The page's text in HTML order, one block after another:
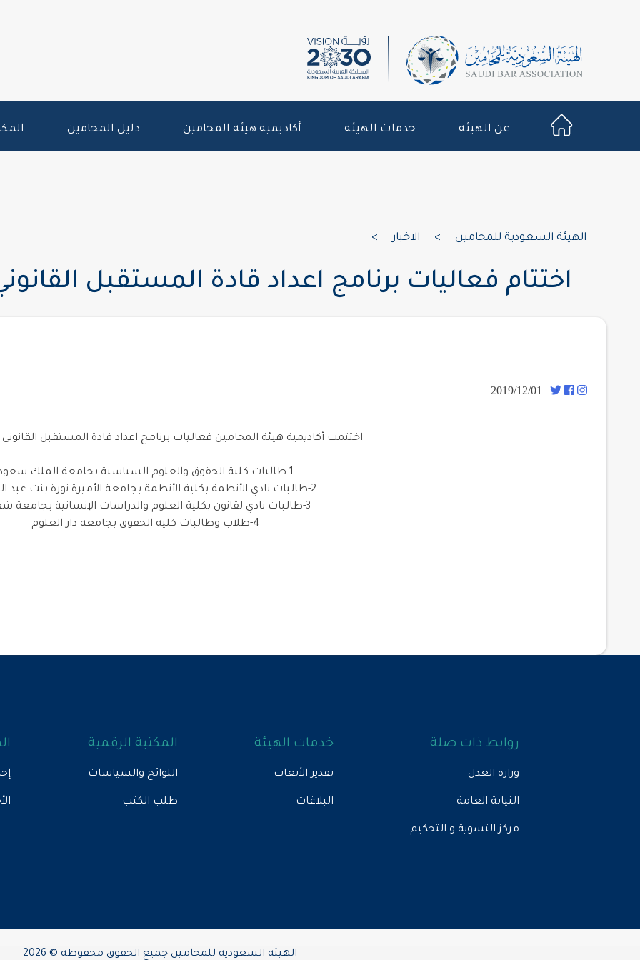
عن الهيئة خدمات الهيئة أكاديمية هيئة المحامين دليل المحامين
الهيئة السعودية للمحامين > الاخبار >
اختتام فعاليات برنامج اعداد قادة المستقبل
| 2019/12/01
اختتمت أكاديمية هيئة المحامين فعاليات برنامج اعداد قادة المستقبل
1-طالبات كلية الحقوق والعلوم السياسية بجامعة الملك سعود
2-طالبات نادي الأنظمة بكلية الأنظمة بجامعة الأميرة نورة بنت عبد الرحمن
3-طالبات نادي لقانون بكلية العلوم والدراسات الإنسانية بجامعة شقراء
4-طلاب وطالبات كلية الحقوق بجامعة دار العلوم
روابط ذات صلة
وزارة العدل
النيابة العامة
مركز التسوية و التحكيم
خدمات الهيئة
تقدير الأتعاب
البلاغات
المكتبة الرقمية
اللوائح والسياسات
طلب الكتب
الهيئة السعودية للمحامين جميع الحقوق محفوظة © 2026